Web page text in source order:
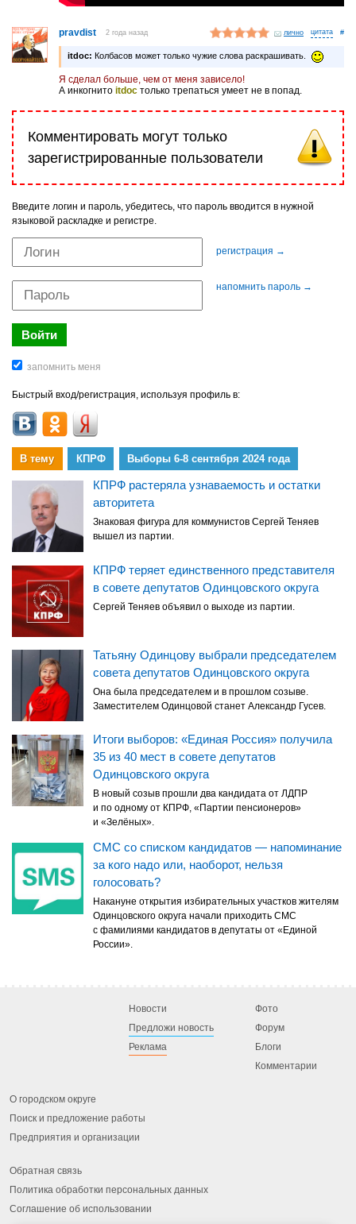
pravdist 2 года назад лично #
itdoc: Колбасов может только чужие слова раскрашивать.
Я сделал больше, чем от меня зависело!
А инкогнитоitdoc только трепаться умеет не в попад.
Комментировать могут только
зарегистрированные пользователи
Введите логин и пароль, убедитесь, что пароль вводится в нужной
языковой раскладке и регистре.
регистрация →
напомнить пароль →
Быстрый вход/регистрация, используя профиль в:
В тему КПРФ Выборы 6-8 сентября 2024 года
КПРФ растеряла узнаваемость и остатки
авторитета
Знаковая фигура для коммунистов Сергей Теняев
вышел из партии.
КПРФ теряет единственного представителя
в совете депутатов Одинцовского округа
Сергей Теняев объявил о выходе из партии.
Татьяну Одинцову выбрали председателем
совета депутатов Одинцовского округа
Она была председателем и в прошлом созыве.
Заместителем Одинцовой станет Александр Гусев.
Итоги выборов: «Единая Россия» получила
35 из 40 мест в совете депутатов
Одинцовского округа
В новый созыв прошли два кандидата от ЛДПР
и по одному от КПРФ, «Партии пенсионеров»
и «Зелёных».
СМС со списком кандидатов — напоминание
за кого надо или, наоборот, нельзя
голосовать?
Накануне открытия избирательных участков жителям
Одинцовского округа начали приходить СМС
с фамилиями кандидатов в депутаты от «Единой
России».
Новости
Предложи новость
Реклама
Фото
Форум
Блоги
Комментарии
О городском округе
Поиск и предложение работы
Предприятия и организации
Обратная связь
Политика обработки персональных данных
Соглашение об использовании